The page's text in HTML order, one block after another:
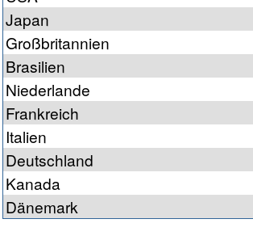
Japan
Großbritannien
Brasilien
Niederlande
Frankreich
Italien
Deutschland
Kanada
Dänemark